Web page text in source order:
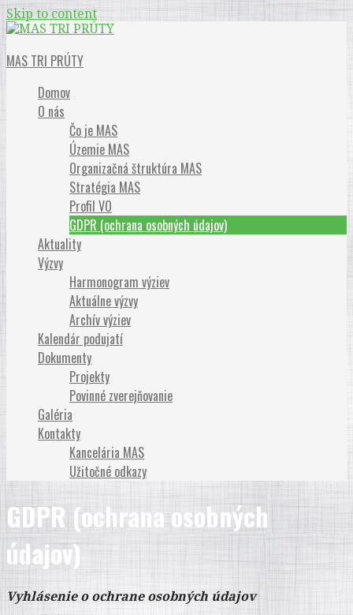
Skip to content
MAS TRI PRÚTY
Domov
O nás
Čo je MAS
Územie MAS
Organizačná štruktúra MAS
Stratégia MAS
Profil VO
GDPR (ochrana osobných údajov)
Aktuality
Výzvy
Harmonogram výziev
Aktuálne výzvy
Archív výziev
Kalendár podujatí
Dokumenty
Projekty
Povinné zverejňovanie
Galéria
Kontakty
Kancelária MAS
Užitočné odkazy
GDPR (ochrana osobných
údajov)
Vyhlásenie o ochrane osobných údajov